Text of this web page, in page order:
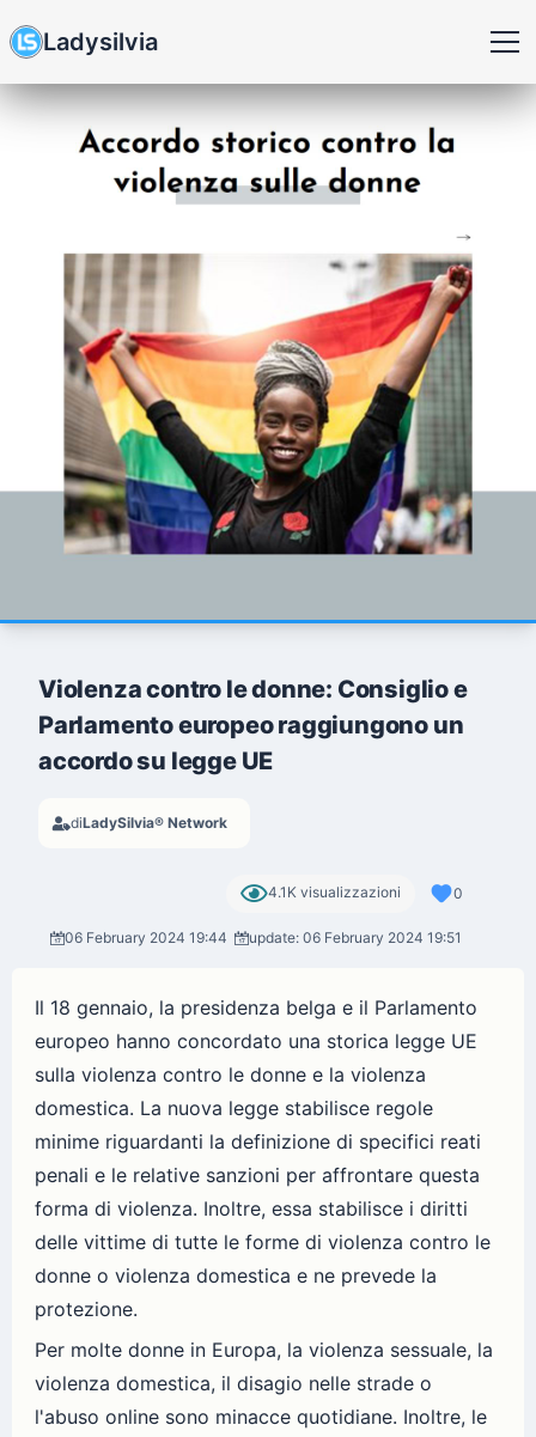
Ladysilvia
Violenza contro le donne: Consiglio e
Parlamento europeo raggiungono un
accordo su legge UE
diLadySilvia® Network
4.1K visualizzazioni 0
06 February 2024 19:44 update: 06 February 2024 19:51
Il 18 gennaio, la presidenza belga e il Parlamento
europeo hanno concordato una storica legge UE
sulla violenza contro le donne e la violenza
domestica. La nuova legge stabilisce regole
minime riguardanti la definizione di specifici reati
penali e le relative sanzioni per affrontare questa
forma di violenza. Inoltre, essa stabilisce i diritti
delle vittime di tutte le forme di violenza contro le
donne o violenza domestica e ne prevede la
protezione.
Per molte donne in Europa, la violenza sessuale, la
violenza domestica, il disagio nelle strade o
l'abuso online sono minacce quotidiane. Inoltre, le